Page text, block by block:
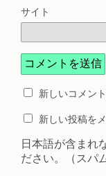
サイト
新しいコメン
新しい投稿を
日本語が含まれ
ださい。（スパ